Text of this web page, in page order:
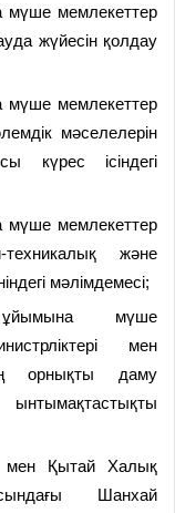
мемлекеттер
жүйесін қолдау
мемлекеттер
мәселелерін
күрес ісіндегі
мемлекеттер
және
мәлімдемесі;
мүше
мен
орнықты даму
мен Қытай Халық
Шанхай